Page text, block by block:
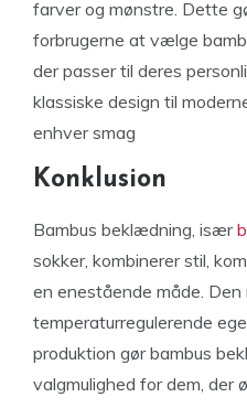
farver og mønstre. Dette
forbrugerne at vælge
der passer til deres
klassiske design til
enhver smag
Konklusion
Bambus beklædning, især
sokker, kombinerer stil,
en enestående måde. Den
temperaturregulerende
produktion gør bambus
valgmulighed for dem, der